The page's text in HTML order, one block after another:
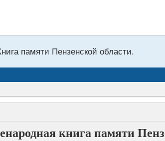
памяти Пензенской области.
книга памяти